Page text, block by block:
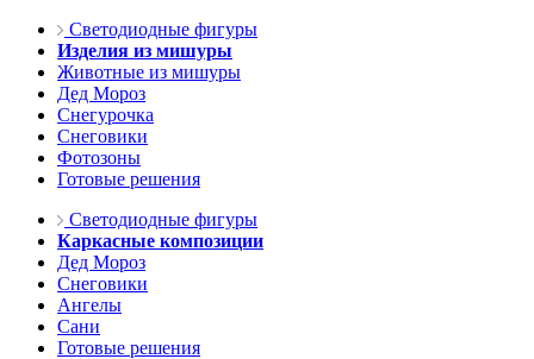
Светодиодные фигуры
Изделия из мишуры
Животные из мишуры
Дед Мороз
Снегурочка
Снеговики
Фотозоны
Готовые решения
Светодиодные фигуры
Каркасные композиции
Дед Мороз
Снеговики
Ангелы
Сани
Готовые решения